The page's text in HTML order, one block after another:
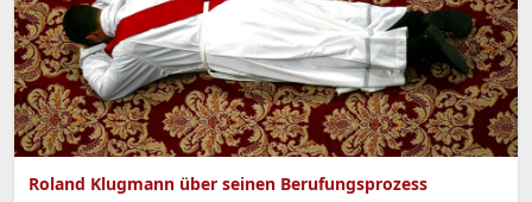
Roland Klugmann über seinen Berufungsprozess